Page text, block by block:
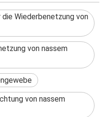
Wiederbenetzung von
von nassem
von nassem